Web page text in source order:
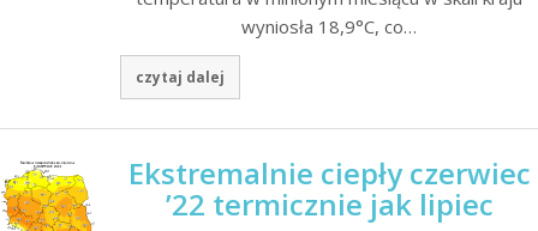
wyniosła 18,9°C, co…
czytaj dalej
Ekstremalnie ciepły czerwiec
’22 termicznie jak lipiec